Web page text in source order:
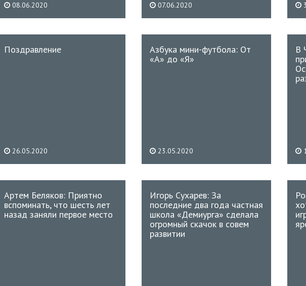
08.06.2020 07.06.2020
Поздравление
26.05.2020
Азбука мини-футбола: От
«А» до «Я»
23.05.2020
В
Артем Беляков: Приятно
вспоминать, что шесть лет
назад заняли первое место
Игорь Сухарев: За
последние два года частная
школа «Демиурга» сделала
огромный скачок в совем
развитии